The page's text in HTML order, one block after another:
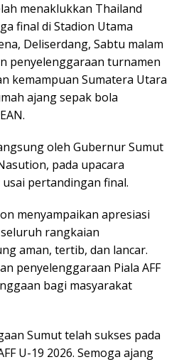
menaklukkan Thailand
final di Stadion Utama
Deliserdang, Sabtu malam
penyelenggaraan turnamen
kemampuan Sumatera Utara
ajang sepak bola
oleh Gubernur Sumut
pada upacara
pertandingan final.
menyampaikan apresiasi
rangkaian
aman, tertib, dan lancar.
penyelenggaraan Piala AFF
bagi masyarakat
Sumut telah sukses pada
U-19 2026. Semoga ajang